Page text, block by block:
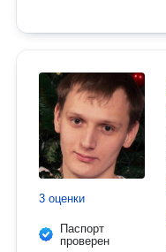
3 оценки
Паспорт
проверен